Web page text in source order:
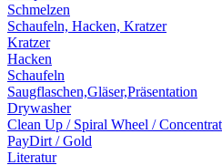
Schmelzen
Schaufeln, Hacken, Kratzer
Kratzer
Hacken
Schaufeln
Saugflaschen,Gläser,Präsentation
Drywasher
Clean Up / Spiral Wheel /
PayDirt / Gold
Literatur